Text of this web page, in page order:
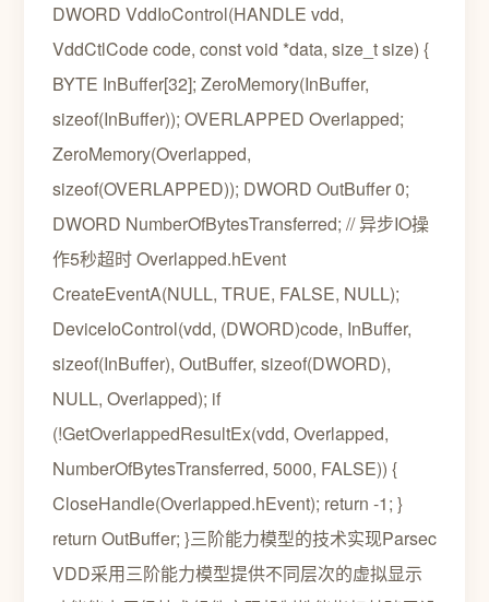
DWORD VddIoControl(HANDLE vdd,
VddCtlCode code, const void *data, size_t size) {
BYTE InBuffer[32]; ZeroMemory(InBuffer,
sizeof(InBuffer)); OVERLAPPED Overlapped;
ZeroMemory(Overlapped,
sizeof(OVERLAPPED)); DWORD OutBuffer 0;
DWORD NumberOfBytesTransferred; // 异步IO操
作5秒超时 Overlapped.hEvent
CreateEventA(NULL, TRUE, FALSE, NULL);
DeviceIoControl(vdd, (DWORD)code, InBuffer,
sizeof(InBuffer), OutBuffer, sizeof(DWORD),
NULL, Overlapped); if
(!GetOverlappedResultEx(vdd, Overlapped,
NumberOfBytesTransferred, 5000, FALSE)) {
CloseHandle(Overlapped.hEvent); return -1; }
return OutBuffer; }三阶能力模型的技术实现Parsec
VDD采用三阶能力模型提供不同层次的虚拟显示